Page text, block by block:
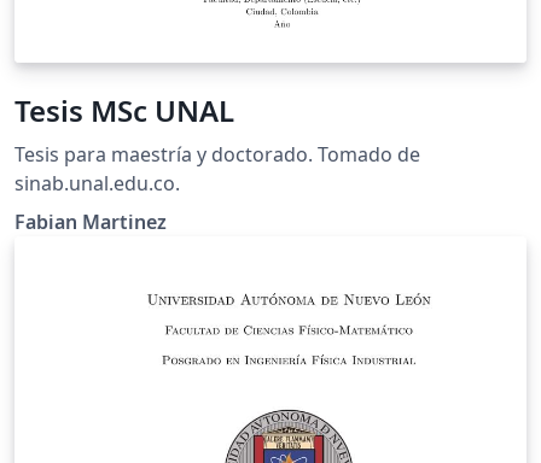
Tesis MSc UNAL
Tesis para maestría y doctorado. Tomado de
sinab.unal.edu.co.
Fabian Martinez